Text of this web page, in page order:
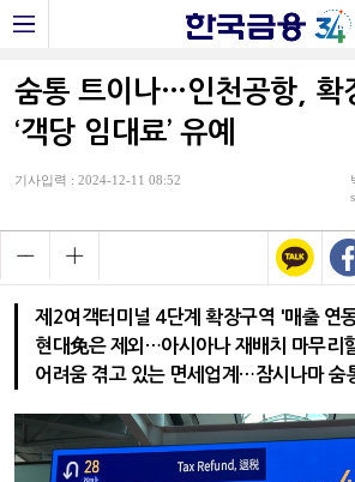
숨통 트이나…인천공항, 확
‘객당 임대료’ 유예
기사입력 : 2024-12-11 08:52
제2여객터미널 4단계 확장구역 '매출 연
현대免은 제외…아시아나 재배치 마무리
어려움 겪고 있는 면세업계…잠시나마 숨